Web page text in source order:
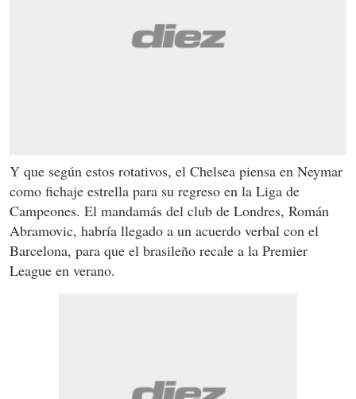
Y que según estos rotativos, el Chelsea piensa en Neymar
como fichaje estrella para su regreso en la Liga de
Campeones. El mandamás del club de Londres, Román
Abramovic, habría llegado a un acuerdo verbal con el
Barcelona, para que el brasileño recale a la Premier
League en verano.